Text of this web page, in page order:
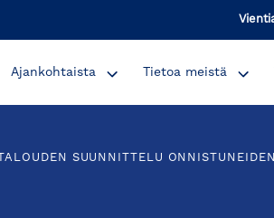
Ajankohtaista Tietoa meistä
SUUNNITTELU